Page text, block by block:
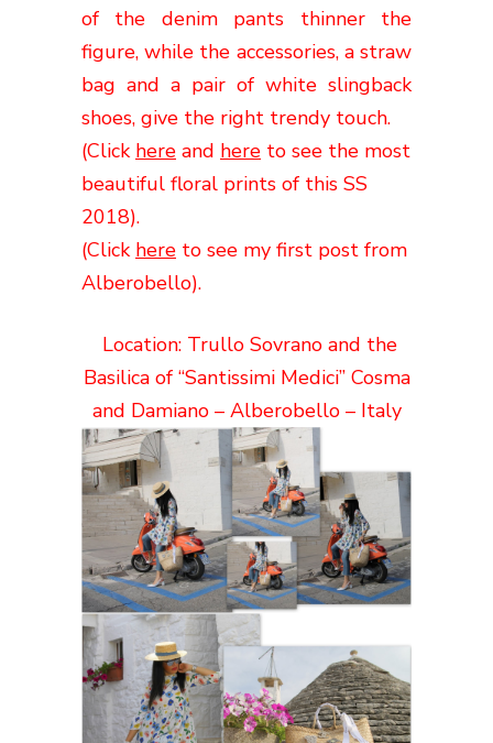
of the denim pants thinner the
figure, while the accessories, a straw
bag and a pair of white slingback
shoes, give the right trendy touch.
(Click here and here to see the most
beautiful floral prints of this SS
2018).
(Click here to see my first post from
Alberobello).
Location: Trullo Sovrano and the
Basilica of “Santissimi Medici” Cosma
and Damiano – Alberobello – Italy